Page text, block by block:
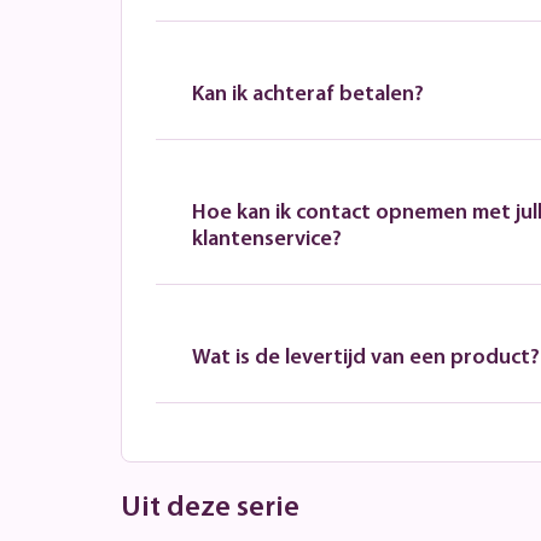
Kan ik achteraf betalen?
Hoe kan ik contact opnemen met
klantenservice?
Wat is de levertijd van een product?
Uit deze serie